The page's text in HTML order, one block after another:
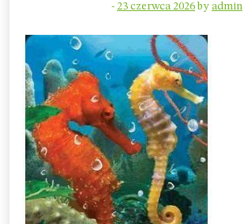
- 23 czerwca 2026 by admin